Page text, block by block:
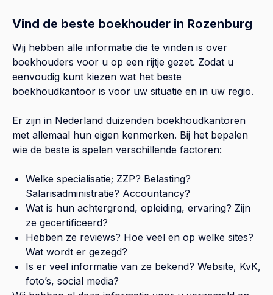
Vind de beste boekhouder in Rozenburg
Wij hebben alle informatie die te vinden is over
boekhouders voor u op een rijtje gezet. Zodat u
eenvoudig kunt kiezen wat het beste
boekhoudkantoor is voor uw situatie en in uw regio.
Er zijn in Nederland duizenden boekhoudkantoren
met allemaal hun eigen kenmerken. Bij het bepalen
wie de beste is spelen verschillende factoren:
Welke specialisatie; ZZP? Belasting?
Salarisadministratie? Accountancy?
Wat is hun achtergrond, opleiding, ervaring? Zijn
ze gecertificeerd?
Hebben ze reviews? Hoe veel en op welke sites?
Wat wordt er gezegd?
Is er veel informatie van ze bekend? Website, KvK,
foto’s, social media?